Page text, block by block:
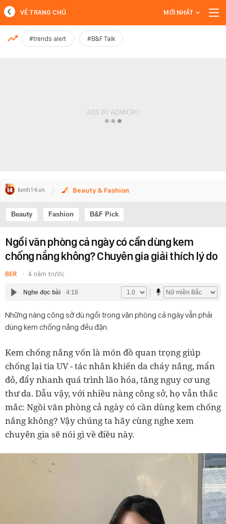
MỚI NHẤT
VỀ TRANG CHỦ MỚI NHẤT
#trends alert #B&F Talk
Beauty & Fashion
Beauty Fashion B&F Pick
Ngồi văn phòng cả ngày có cần dùng kem
chống nắng không? Chuyên gia giải thích lý do
BER 4 năm trước
Nghe đọc bài 4:18
Những nàng công sở dù ngồi trong văn phòng cả ngày vẫn phải
dùng kem chống nắng đều đặn.
Kem chống nắng vốn là món đồ quan trọng giúp
chống lại tia UV - tác nhân khiến da cháy nắng, mẩn
đỏ, đẩy nhanh quá trình lão hóa, tăng nguy cơ ung
thư da. Dẫu vậy, với nhiều nàng công sở, họ vẫn thắc
mắc: Ngồi văn phòng cả ngày có cần dùng kem chống
nắng không? Vậy chúng ta hãy cùng nghe xem
chuyên gia sẽ nói gì về điều này.